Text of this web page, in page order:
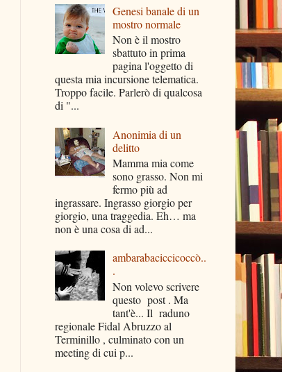
Genesi banale di un
mostro normale
Non è il mostro
sbattuto in prima
pagina l'oggetto di
questa mia incursione telematica.
Troppo facile. Parlerò di qualcosa
di "...
Anonimia di un
delitto
Mamma mia come
sono grasso. Non mi
fermo più ad
ingrassare. Ingrasso giorgio per
giorgio, una traggedia. Eh… ma
non è una cosa di ad...
ambarabaciccicoccò..
.
Non volevo scrivere
questo post . Ma
tant'è... Il raduno
regionale Fidal Abruzzo al
Terminillo , culminato con un
meeting di cui p...